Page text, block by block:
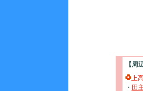
【周
上
・ 田